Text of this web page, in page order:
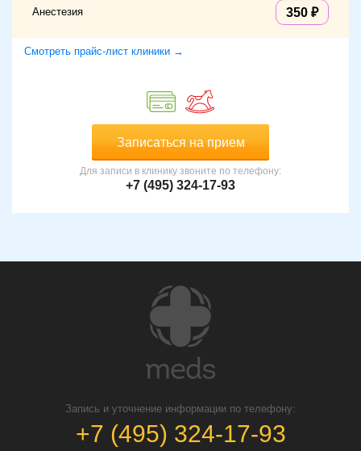
Анестезия 350
Смотреть прайс-лист клиники →
Записаться на прием
Для записи в клинику звоните по телефону:
+7 (495) 324-17-93
Запись и уточнение информации по телефону:
+7 (495) 324-17-93